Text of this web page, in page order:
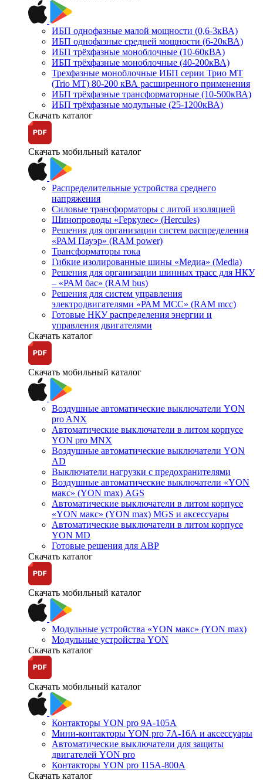
ИБП однофазные малой мощности (0,6-3кВА)
ИБП однофазные средней мощности (6-20кВА)
ИБП трёхфазные моноблочные (10-60кВА)
ИБП трёхфазные моноблочные (40-200кВА)
Трехфазные моноблочные ИБП серии Трио МТ
(Trio MT) 80-200 кВА расширенного применения
ИБП трёхфазные трансформаторные (10-500кВА)
ИБП трёхфазные модульные (25-1200кВА)
Скачать каталог
Скачать мобильный каталог
Распределительные устройства среднего
напряжения
Силовые трансформаторы с литой изоляцией
Шинопроводы «Геркулес» (Hercules)
Решения для организации систем распределения
«РАМ Пауэр» (RAM power)
Трансформаторы тока
Гибкие изолированные шины «Медиа» (Media)
Решения для организации шинных трасс для НКУ
– «РАМ бас» (RAM bus)
Решения для систем управления
электродвигателями «РАМ МСС» (RAM mcc)
Готовые НКУ распределения энергии и
управления двигателями
Скачать каталог
Скачать мобильный каталог
Воздушные автоматические выключатели YON
pro ANX
Автоматические выключатели в литом корпусе
YON pro MNX
Воздушные автоматические выключатели YON
AD
Выключатели нагрузки с предохранителями
Воздушные автоматические выключатели «YON
макс» (YON max) AGS
Автоматические выключатели в литом корпусе
«YON макс» (YON max) MGS и аксессуары
Автоматические выключатели в литом корпусе
YON MD
Готовые решения для АВР
Скачать каталог
Скачать мобильный каталог
Модульные устройства «YON макс» (YON max)
Модульные устройства YON
Скачать каталог
Скачать мобильный каталог
Контакторы YON pro 9А-105А
Мини-контакторы YON pro 7А-16А и аксессуары
Автоматические выключатели для защиты
двигателей YON pro
Контакторы YON pro 115А-800А
Скачать каталог